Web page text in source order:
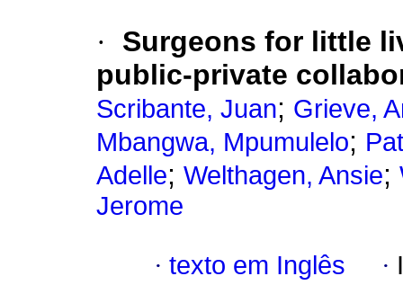
·
Surgeons for little
public-private
Scribante, Juan; Grieve,
Mbangwa, Mpumulelo;
Adelle; Welthagen, Ansie;
Jerome
· texto em Inglês ·